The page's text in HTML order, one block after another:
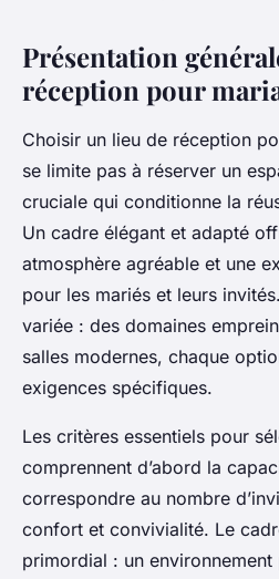
Présentation
réception pour
Choisir un lieu de réception
se limite pas à réserver un
cruciale qui conditionne la
Un cadre élégant et adapté
atmosphère agréable et une
pour les mariés et leurs
variée : des domaines
salles modernes, chaque
exigences spécifiques.
Les critères essentiels pour
comprennent d’abord la
correspondre au nombre
confort et convivialité. Le
primordial : un